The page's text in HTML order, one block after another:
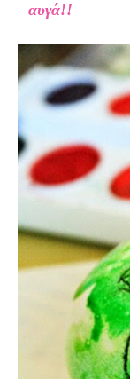
αυγά!!